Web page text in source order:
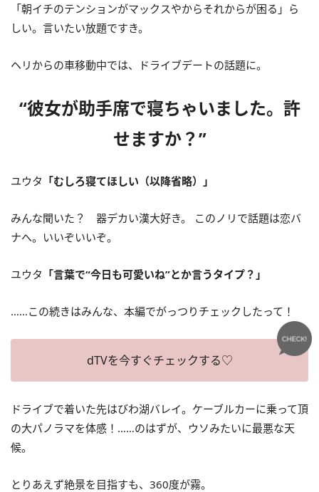
「朝イチのテンションがマックスやからそれからが困る」ら
しい。言いたい放題ですき。
ヘリからの車移動中では、ドライブデートの話題に。
“彼女が助手席で寝ちゃいました。許
せますか？”
ユウタ 「むしろ寝てほしい（以降省略）」
みんな聞いた？ 器デカい漢大好き。 このノリで話題は恋バ
ナへ。いいぞいいぞ。
ユウタ 「言葉で“今日も可愛いね”とか言うタイプ？」
……この続きはみんな、本編でがっつりチェックしたって！
dTVを今すぐチェックする♡
ドライブで着いた先はびわ湖バレイ。ケーブルカーに乗って頂
の大パノラマを体感！……のはずが、ウソみたいに最悪な天
候。
とりあえず絶景を目指すも、360度が霧。